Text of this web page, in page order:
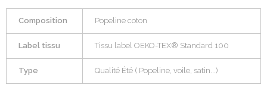
Composition Popeline coton
Label tissu Tissu label OEKO-TEX® Standard 100
Type Qualité Été ( Popeline, voile, satin...)